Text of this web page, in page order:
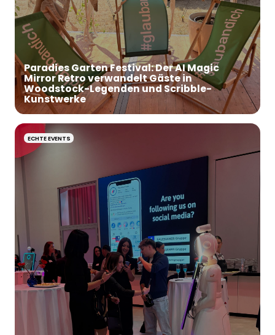
Paradies Garten Festival: Der AI Magic
Mirror Retro verwandelt Gäste in
Woodstock-Legenden und Scribble-
Kunstwerke
ECHTE EVENTS